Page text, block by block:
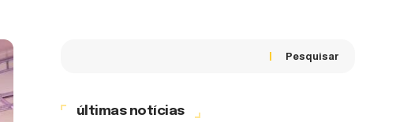
Pesquisar
últimas notícias